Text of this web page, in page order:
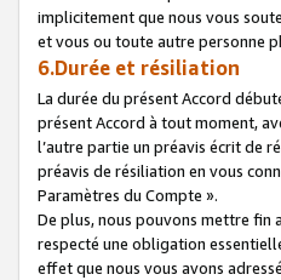
implicitement que nous vous
et vous ou toute autre personne
6.Durée et résiliation
La durée du présent Accord
présent Accord à tout moment,
l’autre partie un préavis écrit de
préavis de résiliation en vous
Paramètres du Compte ».
De plus, nous pouvons mettre fin
respecté une obligation
effet que nous vous avons